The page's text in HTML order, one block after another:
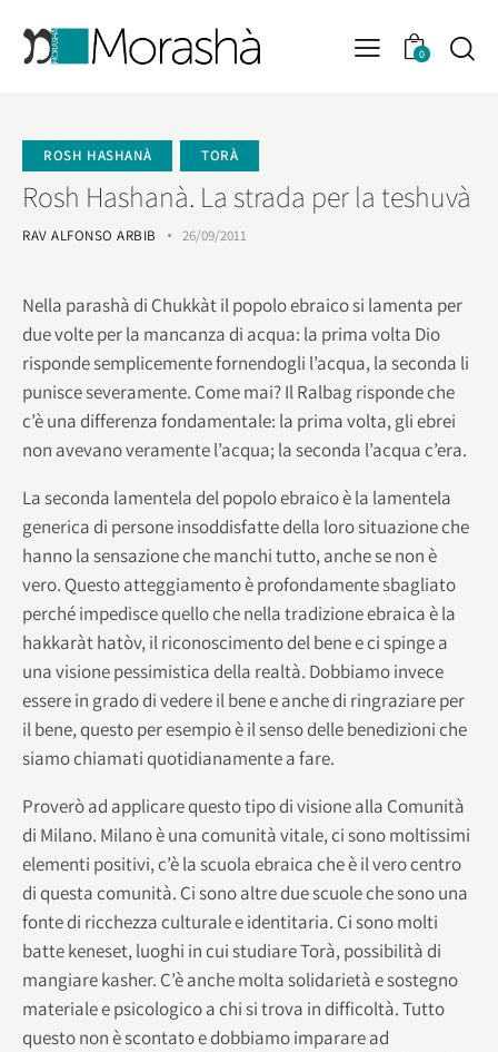
0
ROSH HASHANÀ TORÀ
Rosh Hashanà. La strada per la teshuvà
RAV ALFONSO ARBIB 26/09/2011
Nella parashà di Chukkàt il popolo ebraico si lamenta per
due volte per la mancanza di acqua: la prima volta Dio
risponde semplicemente fornendogli l’acqua, la seconda li
punisce severamente. Come mai? Il Ralbag risponde che
c’è una differenza fondamentale: la prima volta, gli ebrei
non avevano veramente l’acqua; la seconda l’acqua c’era.
La seconda lamentela del popolo ebraico è la lamentela
generica di persone insoddisfatte della loro situazione che
hanno la sensazione che manchi tutto, anche se non è
vero. Questo atteggiamento è profondamente sbagliato
perché impedisce quello che nella tradizione ebraica è la
hakkaràt hatòv, il riconoscimento del bene e ci spinge a
una visione pessimistica della realtà. Dobbiamo invece
essere in grado di vedere il bene e anche di ringraziare per
il bene, questo per esempio è il senso delle benedizioni che
siamo chiamati quotidianamente a fare.
Proverò ad applicare questo tipo di visione alla Comunità
di Milano. Milano è una comunità vitale, ci sono moltissimi
elementi positivi, c’è la scuola ebraica che è il vero centro
di questa comunità. Ci sono altre due scuole che sono una
fonte di ricchezza culturale e identitaria. Ci sono molti
batte keneset, luoghi in cui studiare Torà, possibilità di
mangiare kasher. C’è anche molta solidarietà e sostegno
materiale e psicologico a chi si trova in difficoltà. Tutto
questo non è scontato e dobbiamo imparare ad